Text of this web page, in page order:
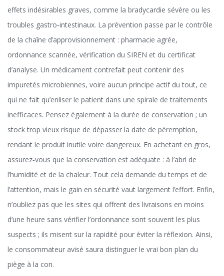
effets indésirables graves, comme la bradycardie sévère ou les
troubles gastro‑intestinaux. La prévention passe par le contrôle
de la chaîne d’approvisionnement : pharmacie agrée,
ordonnance scannée, vérification du SIREN et du certificat
d’analyse. Un médicament contrefait peut contenir des
impuretés microbiennes, voire aucun principe actif du tout, ce
qui ne fait qu’enliser le patient dans une spirale de traitements
inefficaces. Pensez également à la durée de conservation ; un
stock trop vieux risque de dépasser la date de péremption,
rendant le produit inutile voire dangereux. En achetant en gros,
assurez‑vous que la conservation est adéquate : à l’abri de
l’humidité et de la chaleur. Tout cela demande du temps et de
l’attention, mais le gain en sécurité vaut largement l’effort. Enfin,
n’oubliez pas que les sites qui offrent des livraisons en moins
d’une heure sans vérifier l’ordonnance sont souvent les plus
suspects ; ils misent sur la rapidité pour éviter la réflexion. Ainsi,
le consommateur avisé saura distinguer le vrai bon plan du
piège à la con.